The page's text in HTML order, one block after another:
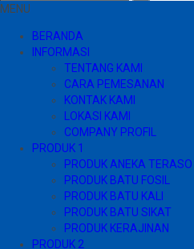
MENU
BERANDA
INFORMASI
TENTANG KAMI
CARA PEMESANAN
KONTAK KAMI
LOKASI KAMI
COMPANY PROFIL
PRODUK 1
PRODUK ANEKA TERASO
PRODUK BATU FOSIL
PRODUK BATU KALI
PRODUK BATU SIKAT
PRODUK KERAJINAN
PRODUK 2